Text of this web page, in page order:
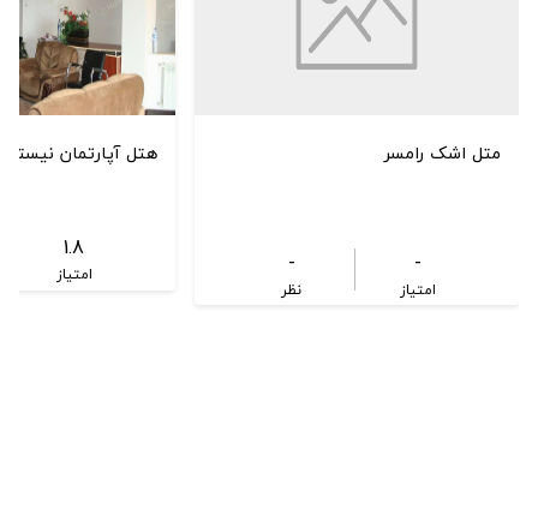
متل اشک رامسر
-
امتیاز
-
نظر
هتل آپارتمان
1.8
امتیاز